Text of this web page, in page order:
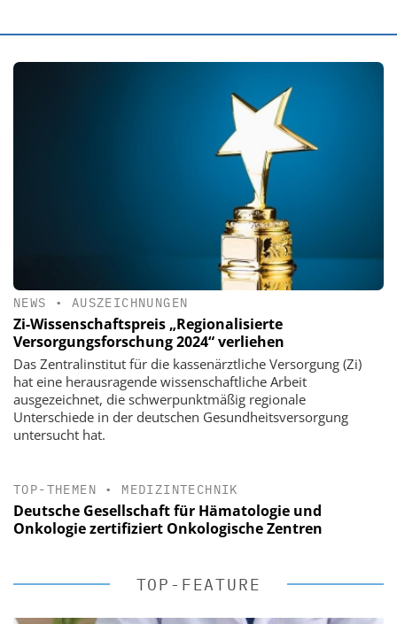
NEWS • AUSZEICHNUNGEN
Zi-Wissenschaftspreis „Regionalisierte
Versorgungsforschung 2024“ verliehen
Das Zentralinstitut für die kassenärztliche Versorgung (Zi)
hat eine herausragende wissenschaftliche Arbeit
ausgezeichnet, die schwerpunktmäßig regionale
Unterschiede in der deutschen Gesundheitsversorgung
untersucht hat.
TOP-THEMEN • MEDIZINTECHNIK
Deutsche Gesellschaft für Hämatologie und
Onkologie zertifiziert Onkologische Zentren
TOP-FEATURE